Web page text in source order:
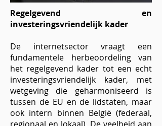
Regelgevend en
investeringsvriendelijk kader
De internetsector vraagt een
fundamentele herbeoordeling van
het regelgevend kader tot een echt
investeringsvriendelijk kader, met
wetgeving die geharmoniseerd is
tussen de EU en de lidstaten, maar
ook intern binnen België (federaal,